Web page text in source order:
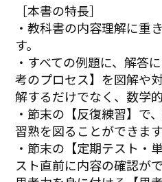
［本書の特長］
・教科書の内容理解に重
す。
・すべての例題に、解答
考のプロセス】を図解や
解するだけでなく、数学
・節末の【反復練習】で
習熟を図ることができます
・節末の【定期テスト・
スト直前に内容の確認が